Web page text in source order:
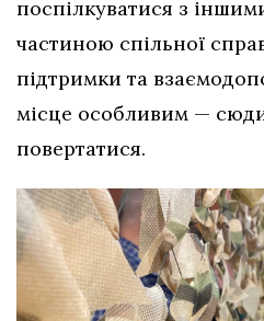
поспілкуватися з
частиною спільної
підтримки та
місце особливим —
повертатися.